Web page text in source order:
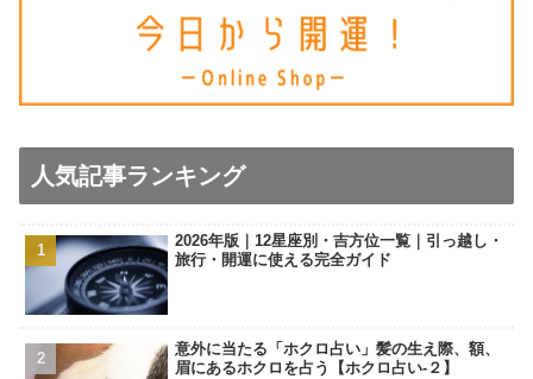
人気記事ランキング
2026年版｜12星座別・吉方位一覧｜引っ越し・
旅行・開運に使える完全ガイド
意外に当たる「ホクロ占い」髪の生え際、額、
眉にあるホクロを占う【ホクロ占い‐２】